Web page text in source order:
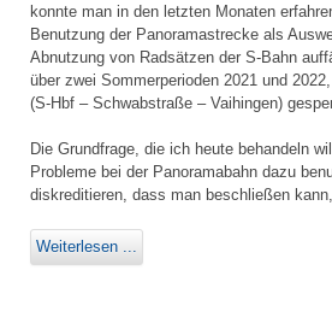
konnte man in den letzten Monaten
Benutzung der Panoramastrecke als
Abnutzung von Radsätzen der S-Bahn
über zwei Sommerperioden 2021 und
(S-Hbf – Schwabstraße – Vaihingen)
Die Grundfrage, die ich heute behandeln
Probleme bei der Panoramabahn dazu
diskreditieren, dass man beschließen
Weiterlesen ...